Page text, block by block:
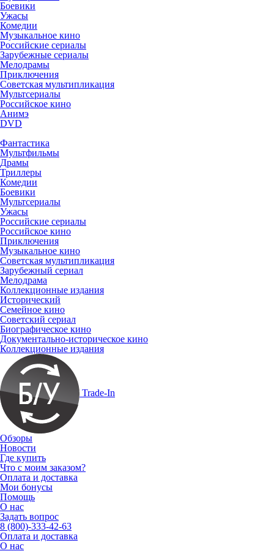
Боевики
Ужасы
Комедии
Музыкальное кино
Российские сериалы
Зарубежные сериалы
Мелодрамы
Приключения
Советская мультипликация
Мультсериалы
Российское кино
Анимэ
DVD
Фантастика
Мультфильмы
Драмы
Триллеры
Комедии
Боевики
Мультсериалы
Ужасы
Российские сериалы
Российское кино
Приключения
Музыкальное кино
Советская мультипликация
Зарубежный сериал
Мелодрама
Коллекционные издания
Исторический
Семейное кино
Советский сериал
Биографическое кино
Документально-историческое кино
Коллекционные издания
Trade-In
Обзоры
Новости
Где купить
Что с моим заказом?
Оплата и доставка
Мои бонусы
Помощь
О нас
Задать вопрос
8 (800)-333-42-63
Оплата и доставка
О нас